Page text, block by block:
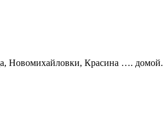
Новомихайловки, Красина …. домой.